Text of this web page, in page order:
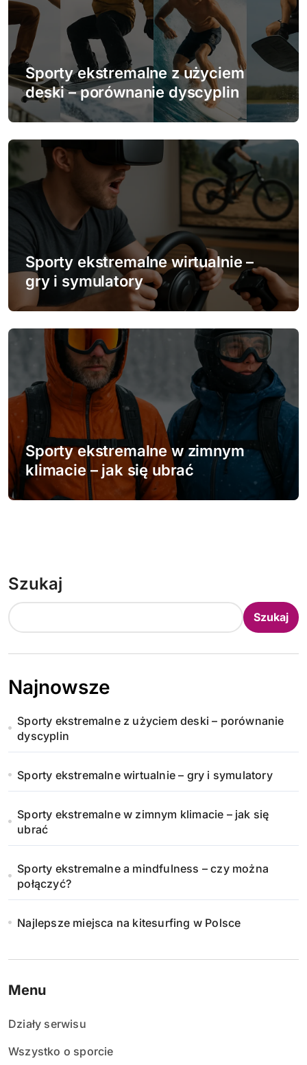
j
a
w
p
i
s
u
Sporty ekstremalne z użyciem
deski – porównanie dyscyplin
Sporty ekstremalne wirtualnie –
gry i symulatory
Sporty ekstremalne w zimnym
klimacie – jak się ubrać
Szukaj
Szukaj
Najnowsze
Sporty ekstremalne z użyciem deski – porównanie
dyscyplin
Sporty ekstremalne wirtualnie – gry i symulatory
Sporty ekstremalne w zimnym klimacie – jak się
ubrać
Sporty ekstremalne a mindfulness – czy można
połączyć?
Najlepsze miejsca na kitesurfing w Polsce
Menu
Działy serwisu
Wszystko o sporcie